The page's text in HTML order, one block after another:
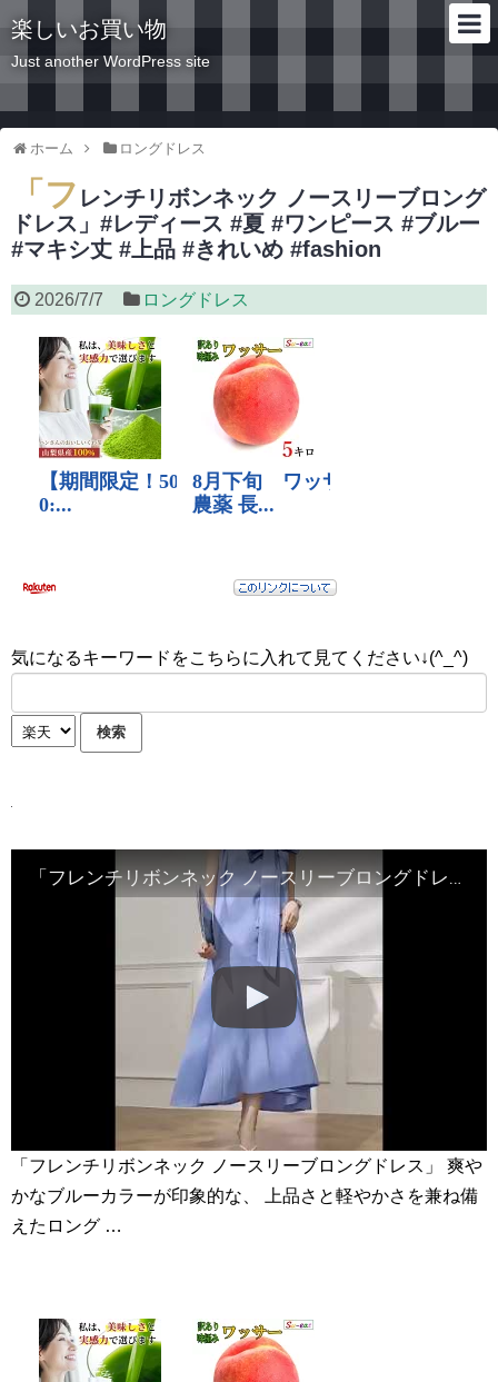
楽しいお買い物
Just another WordPress site
ホーム ロングドレス
「フ レンチリボンネック ノースリーブロング
ドレス」#レディース #夏 #ワンピース #ブルー
#マキシ丈 #上品 #きれいめ #fashion
2026/7/7 ロングドレス
気になるキーワードをこちらに入れて見てください↓(^_^)
「フレンチリボンネック ノースリーブロングドレス」#レディース #夏 #ワンピース #ブルー #マキシ丈 #上品 #きれいめ #fashion
「フレンチリボンネック ノースリーブロングドレス」 爽や
かなブルーカラーが印象的な、 上品さと軽やかさを兼ね備
えたロング …